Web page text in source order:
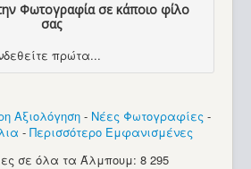
Φωτογραφία σε κάποιο φίλο
σας
πρώτα...
Αξιολόγηση - Νέες Φωτογραφίες -
- Περισσότερο Εμφανισμένες
σε όλα τα Άλμπουμ: 8 295